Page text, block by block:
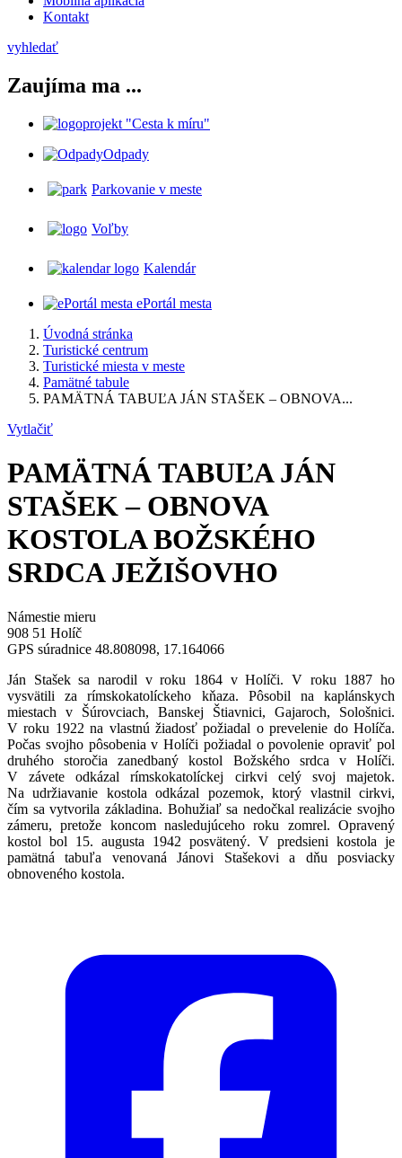
Kontakt
vyhledať
Zaujíma ma ...
projekt "Cesta k míru"
Odpady
Parkovanie v meste
Voľby
Kalendár
ePortál mesta
Úvodná stránka
Turistické centrum
Turistické miesta v meste
Pamätné tabule
PAMÄTNÁ TABUĽA JÁN STAŠEK – OBNOVA...
Vytlačiť
PAMÄTNÁ TABUĽA JÁN
STAŠEK – OBNOVA
KOSTOLA BOŽSKÉHO
SRDCA JEŽIŠOVHO
Námestie mieru
908 51 Holíč
GPS súradnice 48.808098, 17.164066
Ján Stašek sa narodil v roku 1864 v Holíči. V roku 1887 ho
vysvätili za rímskokatolíckeho kňaza. Pôsobil na kaplánskych
miestach v Šúrovciach, Banskej Štiavnici, Gajaroch, Sološnici.
V roku 1922 na vlastnú žiadosť požiadal o prevelenie do Holíča.
Počas svojho pôsobenia v Holíči požiadal o povolenie opraviť pol
druhého storočia zanedbaný kostol Božského srdca v Holíči.
V závete odkázal rímskokatolíckej cirkvi celý svoj majetok.
Na udržiavanie kostola odkázal pozemok, ktorý vlastnil cirkvi,
čím sa vytvorila základina. Bohužiaľ sa nedočkal realizácie svojho
zámeru, pretože koncom nasledujúceho roku zomrel. Opravený
kostol bol 15. augusta 1942 posvätený. V predsieni kostola je
pamätná tabuľa venovaná Jánovi Stašekovi a dňu posviacky
obnoveného kostola.